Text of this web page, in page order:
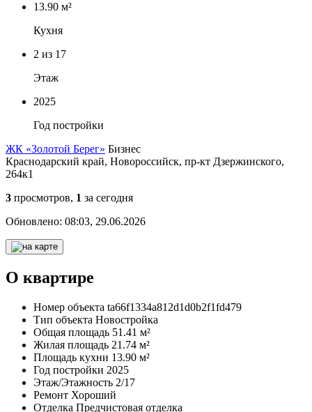
13.90 м²
Кухня
2 из 17
Этаж
2025
Год постройки
ЖК «Золотой Берег» Бизнес
Краснодарский край, Новороссийск, пр-кт Дзержинского,
264к1
3 просмотров, 1 за сегодня
Обновлено: 08:03, 29.06.2026
О квартире
Номер объекта ta66f1334a812d1d0b2f1fd479
Тип объекта Новостройка
Общая площадь 51.41 м²
Жилая площадь 21.74 м²
Площадь кухни 13.90 м²
Год постройки 2025
Этаж/Этажность 2/17
Ремонт Хороший
Отделка Предчистовая отделка